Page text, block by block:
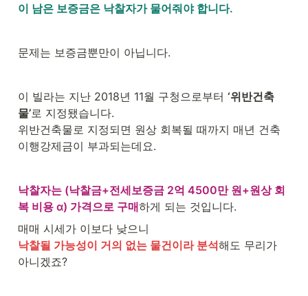
이 남은 보증금은 낙찰자가 물어줘야 합니다.
문제는 보증금뿐만이 아닙니다.
이 빌라는 지난 2018년 11월 구청으로부터 ‘위반건축
물’로 지정됐습니다.
위반건축물로 지정되면 원상 회복될 때까지 매년 건축
이행강제금이 부과되는데요.
낙찰자는 (낙찰금+전세보증금 2억 4500만 원+원상 회
복 비용 α) 가격으로 구매하게 되는 것입니다.
낙찰될 가능성이 거의 없는 물건이라 분석해도 무리가
아니겠죠?